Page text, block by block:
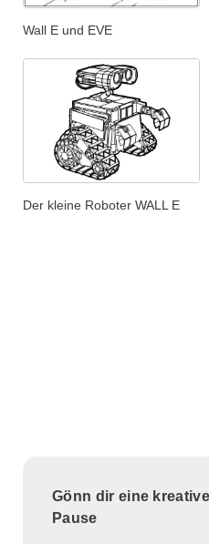
Wall E und EVE
Der kleine Roboter WALL E
Gönn dir eine
Pause